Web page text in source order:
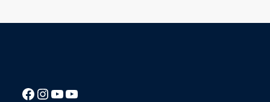
Посилання на Facebook сторінку ліцею
Instagram
Посилання на YouTube канал ліцеюПосилання на YouTube канал ліцею